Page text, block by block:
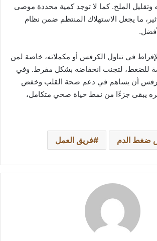
وتقليل الملح. كما لا توجد كمية محددة موصى
ما يجعل الاستهلاك المنتظم ضمن نظام
في تناول الكرفس أو مكملاته، خاصة لمن
للضغط، لتجنب انخفاضه بشكل مفرط. وفي
أن يساهم في دعم صحة القلب وخفض
يبقى جزءًا من نمط حياة صحي متكامل،
ضغط الدم فريق العمل